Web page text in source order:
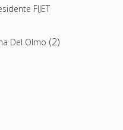
FIJET
Del Olmo (2)